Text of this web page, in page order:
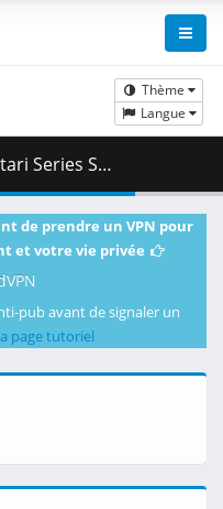
Thème
Langue
( 437.08 MB )
de prendre un VPN pour
et votre vie privée
pub avant de signaler un
page tutoriel